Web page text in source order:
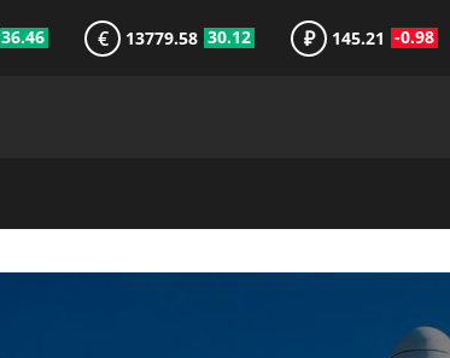
36.46 € 13779.58 30.12 ₽ 145.21 -0.98